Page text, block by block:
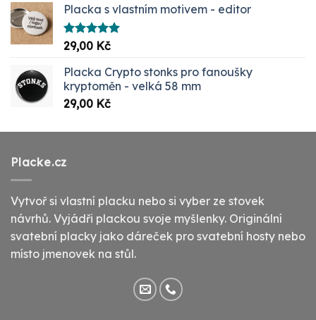
Placka s vlastním motivem - editor
Hodnocení
5.00
29,00 Kč
Placka Crypto stonks pro fanoušky
kryptoměn - velká 58 mm
29,00 Kč
Placke.cz
Vytvoř si vlastní placku nebo si vyber ze stovek
návrhů. Vyjádři plackou svoje myšlenky. Originální
svatební placky jako dáreček pro svatební hosty nebo
místo jmenovek na stůl.